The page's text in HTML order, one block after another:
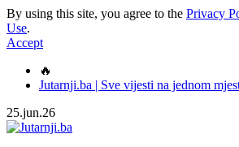
By using this site, you agree to the Privacy
Use.
Accept
🔥
Jutarnji.ba | Sve vijesti na jednom
25.jun.26